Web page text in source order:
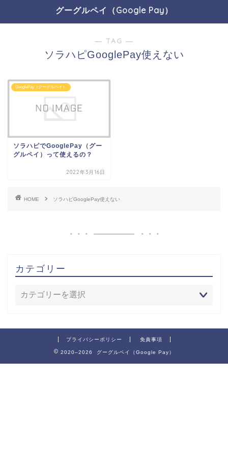
グーグルペイ（Google Pay）
― TAG ―
ソラハピGooglePay使えない
GooglePay（グーグルペイ）
ソラハピでGooglePay（グー
グルペイ）って使えるの？
2022年3月16日
HOME ソラハピGooglePay使えない
カテゴリー
プライバシーポリシー 免責事項
2020–2026 グーグルペイ（Google Pay）